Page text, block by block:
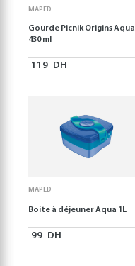
MAPED
Gourde Picnik Origins Aqua
430 ml
119 DH
MAPED
Boite à déjeuner Aqua 1L
99 DH